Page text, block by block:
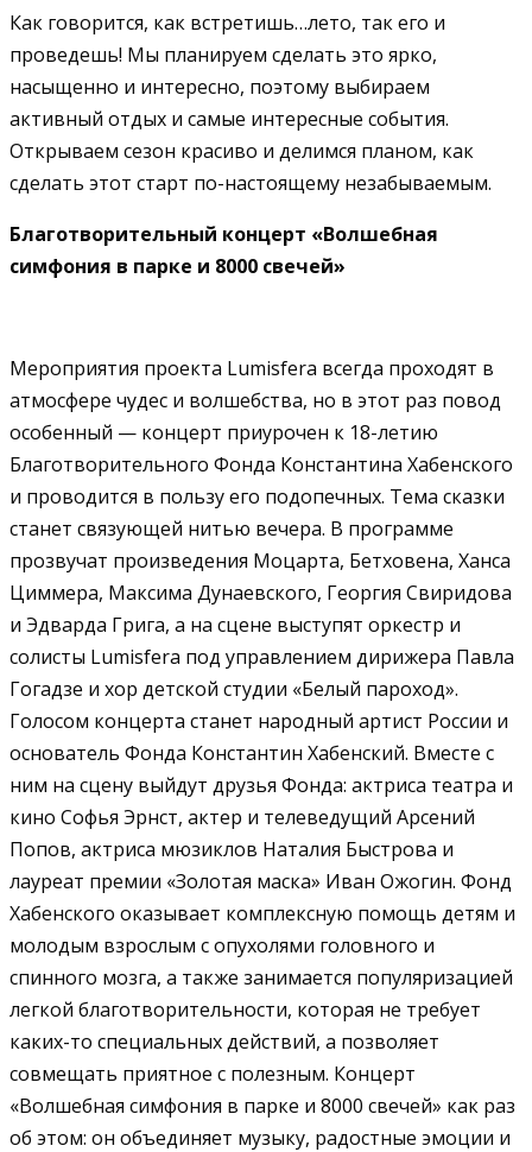
Как говорится, как встретишь…лето, так его и
проведешь! Мы планируем сделать это ярко,
насыщенно и интересно, поэтому выбираем
активный отдых и самые интересные события.
Открываем сезон красиво и делимся планом, как
сделать этот старт по-настоящему незабываемым.
Благотворительный концерт «Волшебная
симфония в парке и 8000 свечей»
Мероприятия проекта Lumisfera всегда проходят в
атмосфере чудес и волшебства, но в этот раз повод
особенный — концерт приурочен к 18-летию
Благотворительного Фонда Константина Хабенского
и проводится в пользу его подопечных. Тема сказки
станет связующей нитью вечера. В программе
прозвучат произведения Моцарта, Бетховена, Ханса
Циммера, Максима Дунаевского, Георгия Свиридова
и Эдварда Грига, а на сцене выступят оркестр и
солисты Lumisfera под управлением дирижера Павла
Гогадзе и хор детской студии «Белый пароход».
Голосом концерта станет народный артист России и
основатель Фонда Константин Хабенский. Вместе с
ним на сцену выйдут друзья Фонда: актриса театра и
кино Софья Эрнст, актер и телеведущий Арсений
Попов, актриса мюзиклов Наталия Быстрова и
лауреат премии «Золотая маска» Иван Ожогин. Фонд
Хабенского оказывает комплексную помощь детям и
молодым взрослым с опухолями головного и
спинного мозга, а также занимается популяризацией
легкой благотворительности, которая не требует
каких-то специальных действий, а позволяет
совмещать приятное с полезным. Концерт
«Волшебная симфония в парке и 8000 свечей» как раз
об этом: он объединяет музыку, радостные эмоции и